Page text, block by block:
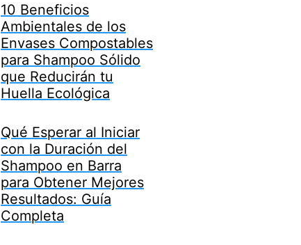
10 Beneficios
Ambientales de los
Envases Compostables
para Shampoo Sólido
que Reducirán tu
Huella Ecológica
Qué Esperar al Iniciar
con la Duración del
Shampoo en Barra
para Obtener Mejores
Resultados: Guía
Completa